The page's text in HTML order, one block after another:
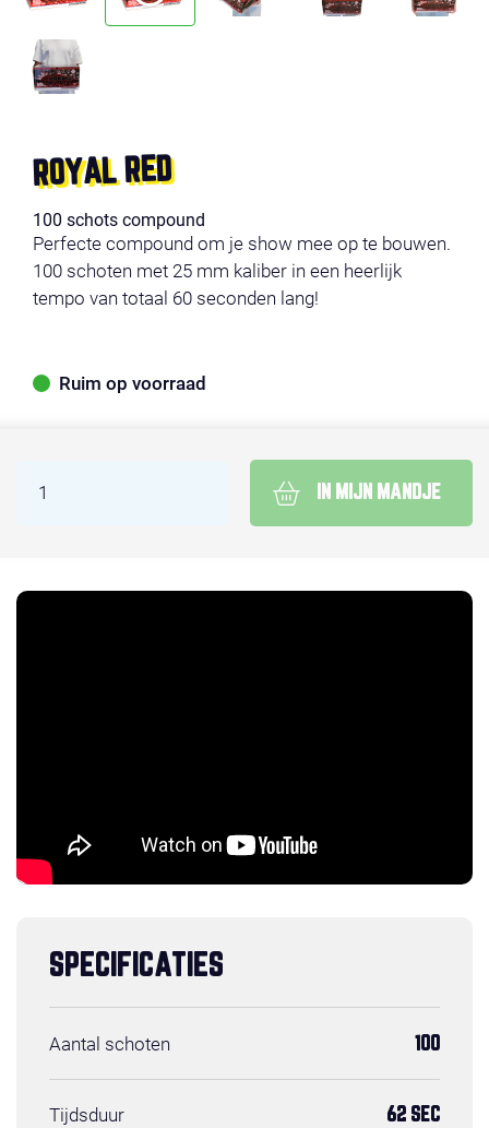
ROYAL RED
100 schots compound
Perfecte compound om je show mee op te bouwen.
100 schoten met 25 mm kaliber in een heerlijk
tempo van totaal 60 seconden lang!
Ruim op voorraad
IN MIJN MANDJE
SPECIFICATIES
Aantal schoten 100
Tijdsduur 62 SEC